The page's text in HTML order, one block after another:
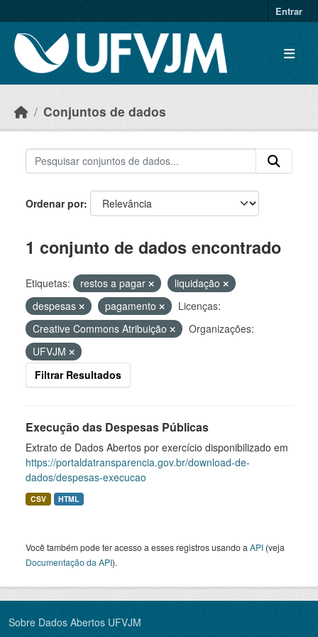
Entrar
Conjuntos de dados
Ordenar por
1 conjunto de dados encontrado
Etiquetas: restos a pagar
liquidação
despesas
pagamento
Licenças:
Creative Commons Atribuição
Organizações:
UFVJM
Filtrar Resultados
Execução das Despesas Públicas
Extrato de Dados Abertos por exercício disponibilizado em
https://portaldatransparencia.gov.br/download-de-
dados/despesas-execucao
CSV HTML
Você também pode ter acesso a esses registros usando a API (veja
Documentação da API).
Sobre Dados Abertos UFVJM